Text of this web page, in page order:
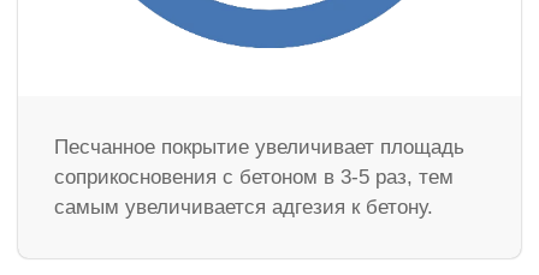
Песчанное покрытие увеличивает площадь
соприкосновения с бетоном в 3-5 раз, тем
самым увеличивается адгезия к бетону.